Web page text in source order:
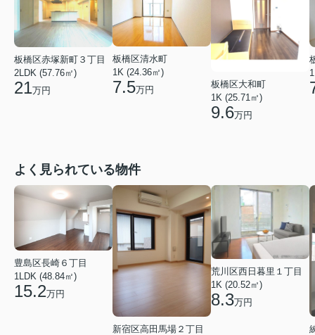
板橋区赤塚新町３丁目
2LDK (57.76㎡)
21万円
板橋区清水町
1K (24.36㎡)
7.5万円
板橋区大和町
1K (25.71㎡)
9.6万円
よく見られている物件
豊島区長崎６丁目
1LDK (48.84㎡)
15.2万円
新宿区高田馬場２丁目
荒川区西日暮里１丁目
1K (20.52㎡)
8.3万円